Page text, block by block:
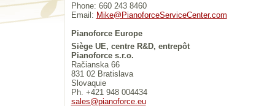
Phone: 660 243 8460
Email: Mike@PianoforceServiceCenter.com
Pianoforce Europe
Siège UE, centre R&D, entrepôt
Pianoforce s.r.o.
Račianska 66
831 02 Bratislava
Slovaquie
Ph. +421 948 004434
sales@pianoforce.eu